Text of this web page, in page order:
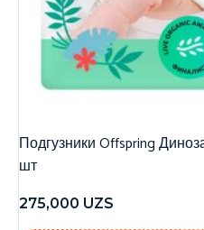
Подгузники Offspring
шт
275,000 UZS